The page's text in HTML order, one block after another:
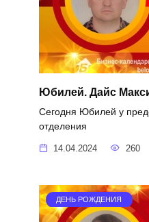
Юбилей. Дайс
Сегодня Юбилей у
отделения
14.04.2024 260
ДЕНЬ РОЖДЕНИЯ